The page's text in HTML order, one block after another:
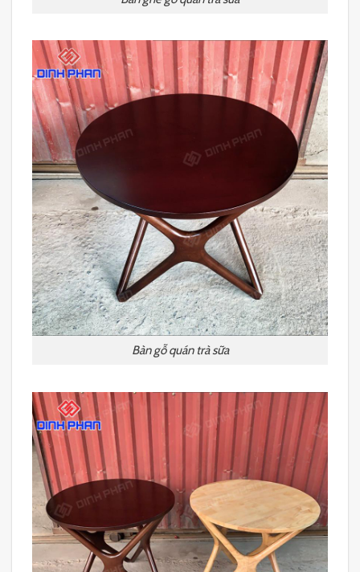
Bàn gỗ quán trà sữa